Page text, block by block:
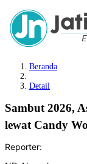
Beranda
Detail
Sambut 2026,
lewat Candy
Reporter: